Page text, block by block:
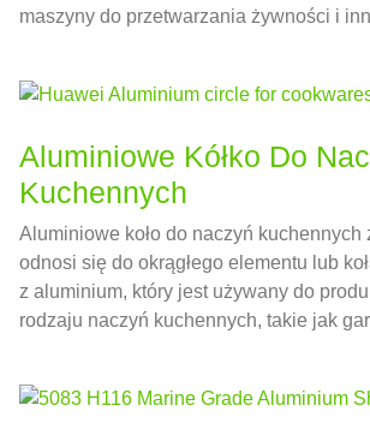
maszyny do przetwarzania żywności i
Aluminiowe Kółko Do
Kuchennych
Aluminiowe koło do naczyń kuchennych
odnosi się do okrągłego elementu lub
z aluminium, który jest używany do
rodzaju naczyń kuchennych, takie jak